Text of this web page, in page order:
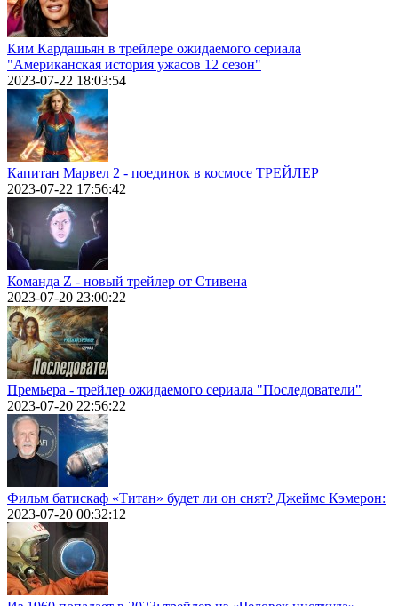
Ким Кардашьян в трейлере ожидаемого сериала
"Американская история ужасов 12 сезон"
2023-07-22 18:03:54
Капитан Марвел 2 - поединок в космосе ТРЕЙЛЕР
2023-07-22 17:56:42
Команда Z - новый трейлер от Стивена
2023-07-20 23:00:22
Премьера - трейлер ожидаемого сериала "Последователи"
2023-07-20 22:56:22
Фильм батискаф «Титан» будет ли он снят? Джеймс Кэмерон:
2023-07-20 00:32:12